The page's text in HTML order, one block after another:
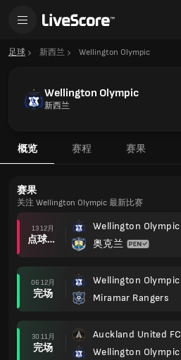
足球 新西兰 Wellington Olympic
Wellington Olympic
新西兰
概览 赛程 赛果
赛果
关注 Wellington Olympic 最新比赛
13 12月
点球大战后
Wellington Olympic
奥克兰
06 12月
完场
Wellington Olympic
Miramar Rangers
30 11月
完场
Auckland United FC
Wellington Olympic